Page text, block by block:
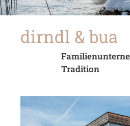
dirndl & bua
Tradition